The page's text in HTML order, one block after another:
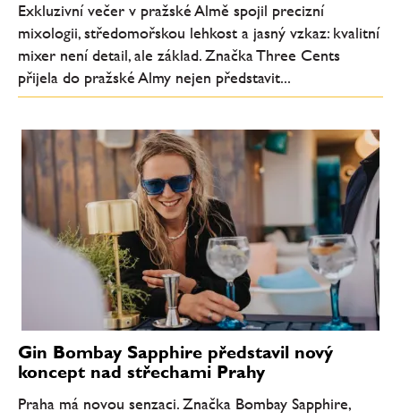
Exkluzivní večer v pražské Almě spojil precizní
mixologii, středomořskou lehkost a jasný vzkaz: kvalitní
mixer není detail, ale základ. Značka Three Cents
přijela do pražské Almy nejen představit...
Gin Bombay Sapphire představil nový
koncept nad střechami Prahy
Praha má novou senzaci. Značka Bombay Sapphire,